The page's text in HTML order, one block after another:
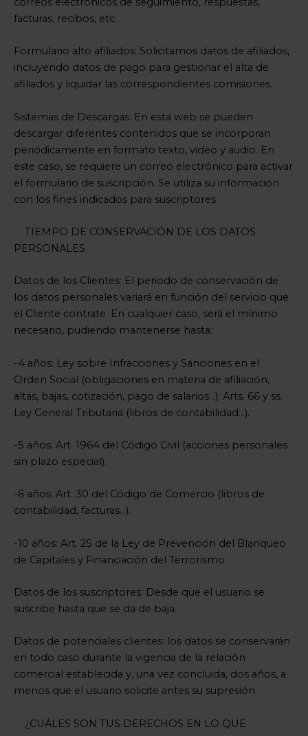
facturas, recibos, etc.
Formulario alto afiliados: Solicitamos datos de afiliados,
incluyendo datos de pago para gestionar el alta de
afiliados y liquidar las correspondientes comisiones.
Sistemas de Descargas: En esta web se pueden
descargar diferentes contenidos que se incorporan
periódicamente en formato texto, video y audio. En
este caso, se requiere un correo electrónico para activar
el formulario de suscripción. Se utiliza su información
con los fines indicados para suscriptores.
TIEMPO DE CONSERVACIÓN DE LOS DATOS
PERSONALES
Datos de los Clientes: El periodo de conservación de
los datos personales variará en función del servicio que
el Cliente contrate. En cualquier caso, será el mínimo
necesario, pudiendo mantenerse hasta:
-4 años: Ley sobre Infracciones y Sanciones en el
Orden Social (obligaciones en materia de afiliación,
altas, bajas, cotización, pago de salarios…); Arts. 66 y ss.
Ley General Tributaria (libros de contabilidad…).
-5 años: Art. 1964 del Código Civil (acciones personales
sin plazo especial).
-6 años: Art. 30 del Código de Comercio (libros de
contabilidad, facturas…).
-10 años: Art. 25 de la Ley de Prevención del Blanqueo
de Capitales y Financiación del Terrorismo.
Datos de los suscriptores: Desde que el usuario se
suscribe hasta que se da de baja.
Datos de potenciales clientes: los datos se conservarán
en todo caso durante la vigencia de la relación
comercial establecida y, una vez concluida, dos años, a
menos que el usuario solicite antes su supresión.
¿CUÁLES SON TUS DERECHOS EN LO QUE